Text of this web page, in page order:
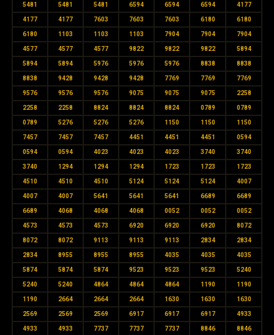
5481 5481 5481 6594 6594 6594 4177
4177 4177 7603 7603 7603 6180 6180
6180 1103 1103 1103 7904 7904 7904
4577 4577 4577 9822 9822 9822 5894
5894 5894 5976 5976 5976 8838 8838
8838 9428 9428 9428 7769 7769 7769
9576 9576 9576 9075 9075 9075 2258
2258 2258 8824 8824 8824 0789 0789
0789 5276 5276 5276 1150 1150 1150
7457 7457 7457 4451 4451 4451 0594
0594 0594 4023 4023 4023 3740 3740
3740 1294 1294 1294 1723 1723 1723
4510 4510 4510 5124 5124 5124 4007
4007 4007 5641 5641 5641 6689 6689
6689 4068 4068 4068 0052 0052 0052
4573 4573 4573 6920 6920 6920 8072
8072 8072 9113 9113 9113 2834 2834
2834 8955 8955 8955 4035 4035 4035
5874 5874 5874 9523 9523 9523 5240
5240 5240 4864 4864 4864 1190 1190
1190 2664 2664 2664 1630 1630 1630
2569 2569 2569 6917 6917 6917 4933
4933 4933 7737 7737 7737 8846 8846